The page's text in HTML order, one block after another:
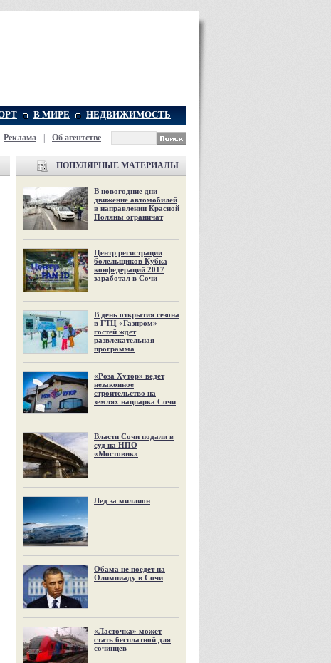
В МИРЕ НЕДВИЖИМОСТЬ
Реклама Об агентстве
ПОПУЛЯРНЫЕ МАТЕРИАЛЫ
В новогодние дни
движение автомобилей
в направлении Красной
Поляны ограничат
Центр регистрации
болельщиков Кубка
конфедераций 2017
заработал в Сочи
В день открытия сезона
в ГТЦ «Газпром»
гостей ждет
развлекательная
программа
«Роза Хутор» ведет
незаконное
строительство на
землях нацпарка Сочи
Власти Сочи подали в
суд на НПО
«Мостовик»
Лед за миллион
Обама не поедет на
Олимпиаду в Сочи
«Ласточка» может
стать бесплатной для
сочинцев